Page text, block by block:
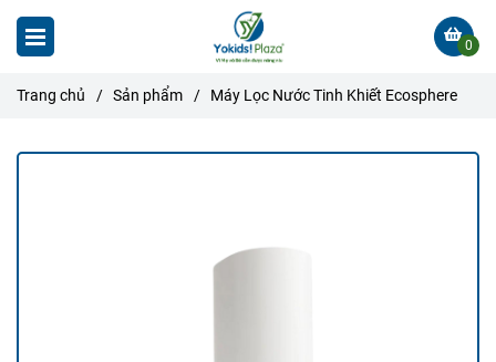
0
Trang chủ / Sản phẩm / Máy Lọc Nước Tinh Khiết Ecosphere